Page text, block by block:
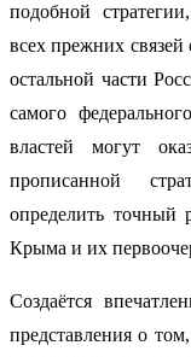
подобной
всех прежних связей
остальной части
самого
властей могут
прописанной
определить точный
Крыма и их
Создаётся
представления о